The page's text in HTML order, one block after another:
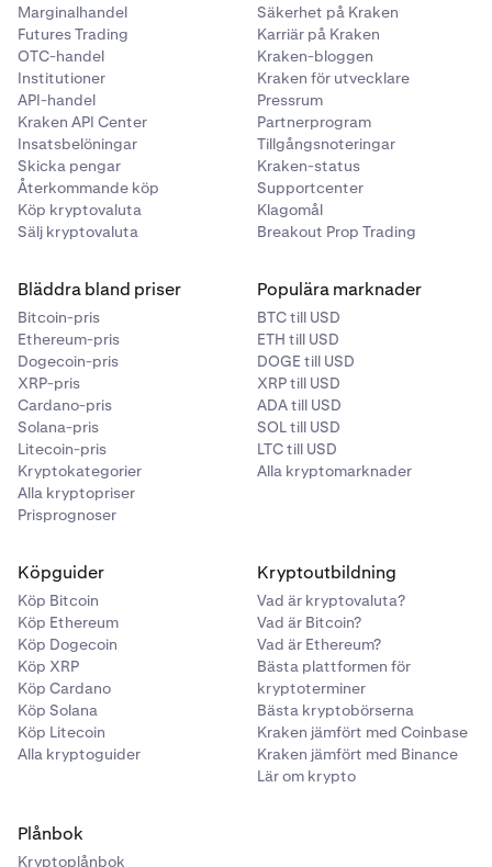
Marginalhandel
Futures Trading
OTC-handel
Institutioner
API-handel
Kraken API Center
Insatsbelöningar
Skicka pengar
Återkommande köp
Köp kryptovaluta
Sälj kryptovaluta
Säkerhet på Kraken
Karriär på Kraken
Kraken-bloggen
Kraken för utvecklare
Pressrum
Partnerprogram
Tillgångsnoteringar
Kraken-status
Supportcenter
Klagomål
Breakout Prop Trading
Bläddra bland priser
Bitcoin-pris
Ethereum-pris
Dogecoin-pris
XRP-pris
Cardano-pris
Solana-pris
Litecoin-pris
Kryptokategorier
Alla kryptopriser
Prisprognoser
Populära marknader
BTC till USD
ETH till USD
DOGE till USD
XRP till USD
ADA till USD
SOL till USD
LTC till USD
Alla kryptomarknader
Köpguider
Köp Bitcoin
Köp Ethereum
Köp Dogecoin
Köp XRP
Köp Cardano
Köp Solana
Köp Litecoin
Alla kryptoguider
Kryptoutbildning
Vad är kryptovaluta?
Vad är Bitcoin?
Vad är Ethereum?
Bästa plattformen för
kryptoterminer
Bästa kryptobörserna
Kraken jämfört med Coinbase
Kraken jämfört med Binance
Lär om krypto
Plånbok
Kryptoplånbok